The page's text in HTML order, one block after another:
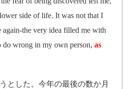
side of life. It was not that I
the very idea filled me with
do wrong in my own person, as
とした。今年の最後の数か月